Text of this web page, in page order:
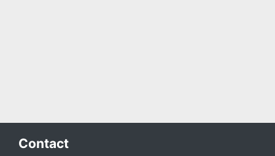
Favorite
Contact